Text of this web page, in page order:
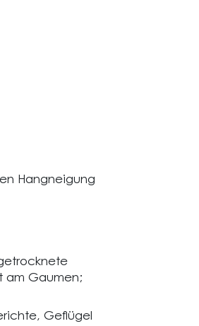
Hangneigung
am Gaumen;
Geflügel